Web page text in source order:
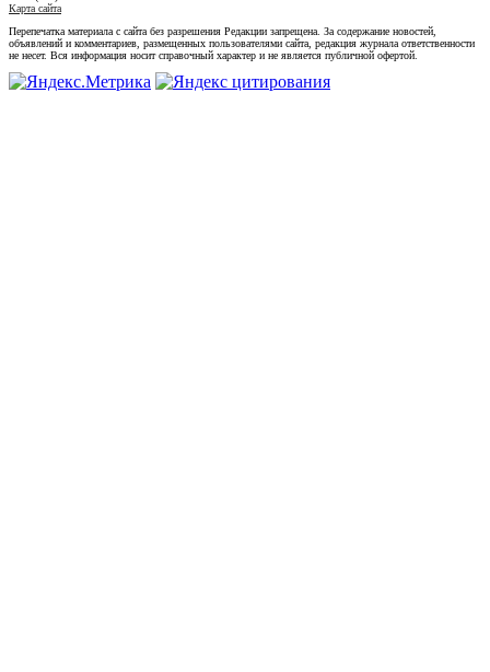
Карта сайта
Перепечатка материала с сайта без разрешения Редакции запрещена. За содержание новостей,
объявлений и комментариев, размещенных пользователями сайта, редакция журнала ответственности
не несет. Вся информация носит справочный характер и не является публичной офертой.